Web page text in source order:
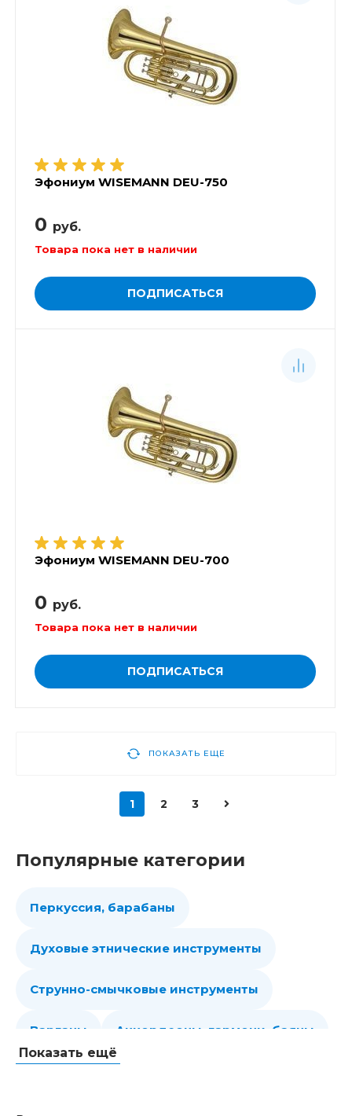
Эфониум WISEMANN DEU-750
0 руб.
Товара пока нет в наличии
ПОДПИСАТЬСЯ
Эфониум WISEMANN DEU-700
0 руб.
Товара пока нет в наличии
ПОДПИСАТЬСЯ
ПОКАЗАТЬ ЕЩЕ
1 2 3
Популярные категории
Перкуссия, барабаны
Духовые этнические инструменты
Струнно-смычковые инструменты
Варганы Аккордеоны, гармони, баяны
Показать ещё